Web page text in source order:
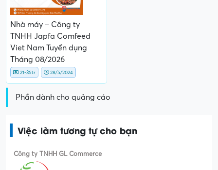
Nhà máy – Công ty
TNHH Japfa Comfeed
Viet Nam Tuyển dụng
Tháng 08/2026
21-35tr 28/5/2024
Phần dành cho quảng cáo
Việc làm tương tự cho bạn
Công ty TNHH GL Commerce